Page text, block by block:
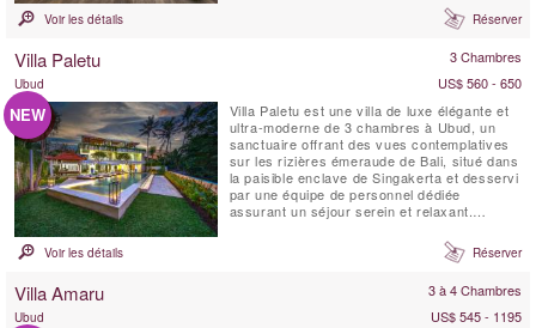
d'eau salée de 26 mètres alimentée par une
source naturelle, de vues panoramiques sur
Voir les détails Réserver
Villa Paletu 3 Chambres
Ubud US$ 560 - 650
NEW
Villa Paletu est une villa de luxe élégante et
ultra-moderne de 3 chambres à Ubud, un
sanctuaire offrant des vues contemplatives
sur les rizières émeraude de Bali, situé dans
la paisible enclave de Singakerta et desservi
par une équipe de personnel dédiée
assurant un séjour serein et relaxant.
distingue par ses grandes baies vitrées et
ses sols en marbre, un lounge avec espace
Voir les détails Réserver
Villa Amaru 3 à 4 Chambres
Ubud US$ 545 - 1195